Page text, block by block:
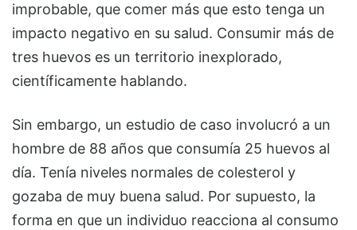
improbable, que comer más que esto tenga un
impacto negativo en su salud. Consumir más de
tres huevos es un territorio inexplorado,
científicamente hablando.
Sin embargo, un estudio de caso involucró a un
hombre de 88 años que consumía 25 huevos al
día. Tenía niveles normales de colesterol y
gozaba de muy buena salud. Por supuesto, la
forma en que un individuo reacciona al consumo